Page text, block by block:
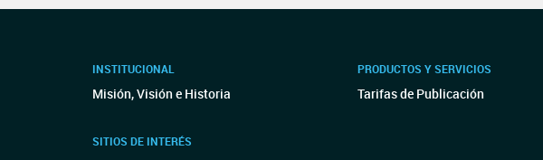
INSTITUCIONAL
Misión, Visión e Historia
SITIOS DE INTERÉS
PRODUCTOS Y SERVICIOS
Tarifas de Publicación